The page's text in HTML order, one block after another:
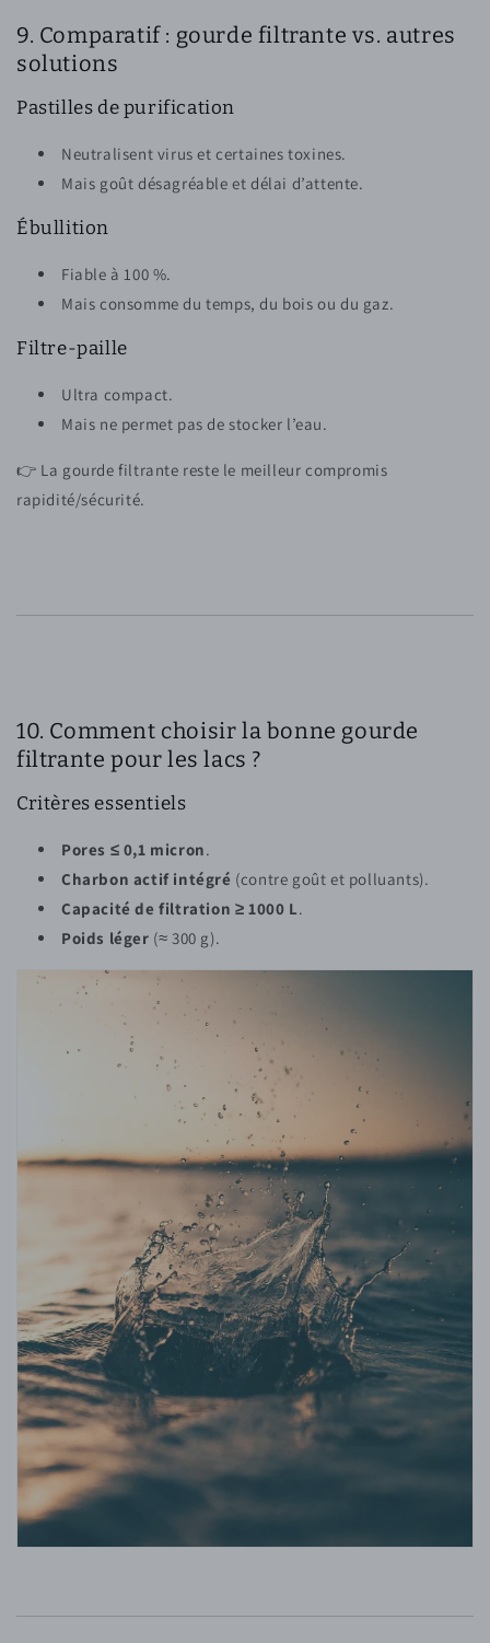
9. Comparatif : gourde filtrante vs. autres
solutions
Pastilles de purification
Neutralisent virus et certaines toxines.
Mais goût désagréable et délai d’attente.
Ébullition
Fiable à 100 %.
Mais consomme du temps, du bois ou du gaz.
Filtre-paille
Ultra compact.
Mais ne permet pas de stocker l’eau.
👉 La gourde filtrante reste le meilleur compromis
rapidité/sécurité.
10. Comment choisir la bonne gourde
filtrante pour les lacs ?
Critères essentiels
Pores ≤ 0,1 micron.
Charbon actif intégré (contre goût et polluants).
Capacité de filtration ≥ 1000 L.
Poids léger (≈ 300 g).